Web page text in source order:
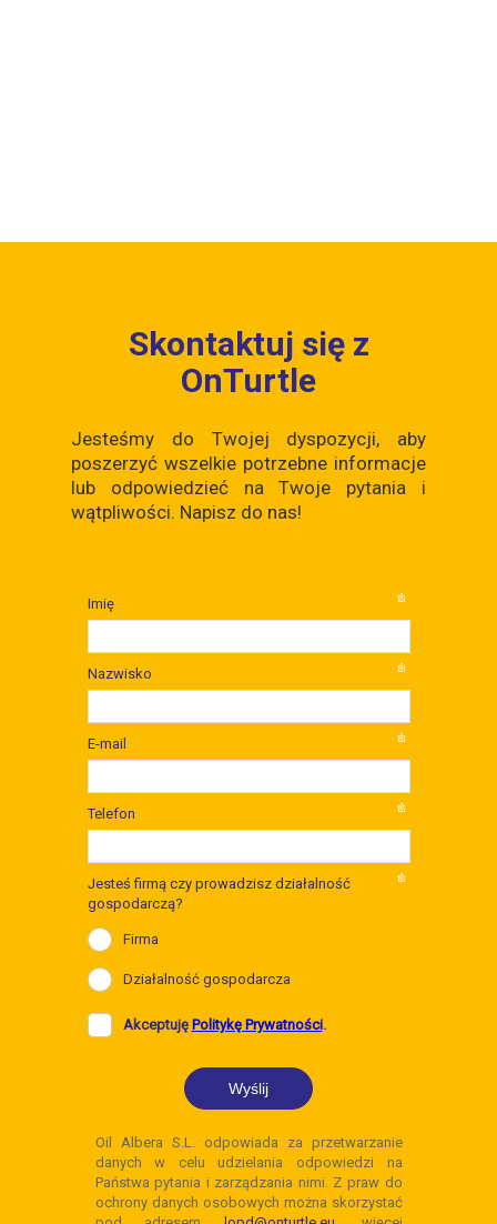
Skontaktuj się z
OnTurtle
Jesteśmy do Twojej dyspozycji, aby
poszerzyć wszelkie potrzebne informacje
lub odpowiedzieć na Twoje pytania i
wątpliwości. Napisz do nas!